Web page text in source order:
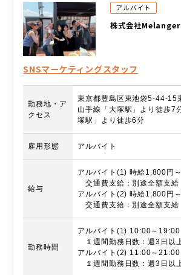
アルバイト
株式会社Melanger
SNSマーケティングスタッフ
勤務地・ア
クセス
東京都豊島区東池袋5-44-15
山手線「大塚駅」より徒歩7
塚駅」より徒歩6分
雇用形態 アルバイト
給与
アルバイト(1) 時給1,800円
交通費支給：別途全額支給
アルバイト(2) 時給1,800円
交通費支給：別途全額支給
勤務時間
アルバイト(1) 10:00～19:00
１週間勤務日数：週3日以
アルバイト(2) 11:00～21:00
１週間勤務日数：週3日以